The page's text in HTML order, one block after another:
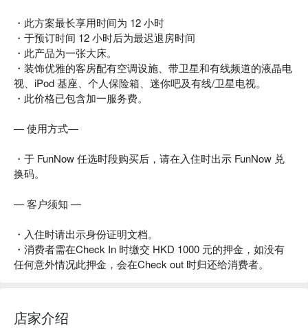
・此方案最长享用时间为 12 小时
・于预订时间 12 小时后为最迟退房时间
・此产品为一张大床。
・装饰优雅的客房配有空调设施、带卫星和有线频道的液晶电
视、iPod 基座、个人保险箱、迷你吧及有线/卫星电视。
・此价格已包含加一服务费。
— 使用方式—
・于 FunNow 任选时段购买后，请在入住时出示 FunNow 兑
换码。
— 客户须知 —
・入住时请出示身份证明文档。
・消费者需在Check In 时缴交 HKD 1000 元的押金，如没有
任何意外情况此押金，会在Check out 时归还给消费者。
店家介绍